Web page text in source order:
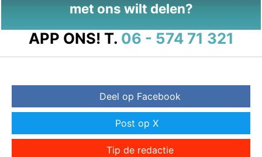
met ons wilt delen?
APP ONS! T. 06 - 574 71 321
Deel op Facebook
Post op X
Tip de redactie